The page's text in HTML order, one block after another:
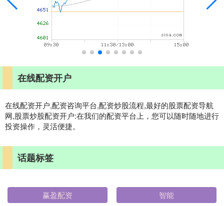
在线配资开户
在线配资开户,配资咨询平台,配资炒股流程,最好的股票配资导航
网,股票炒股配资开户:在我们的配资平台上，您可以随时随地进行
投资操作，灵活便捷。
话题标签
赢盈配资 智能